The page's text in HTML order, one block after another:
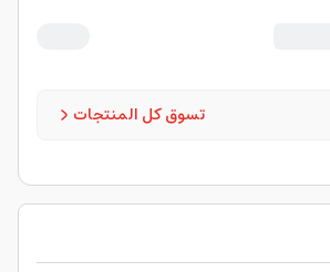
تسوق كل المنتجات